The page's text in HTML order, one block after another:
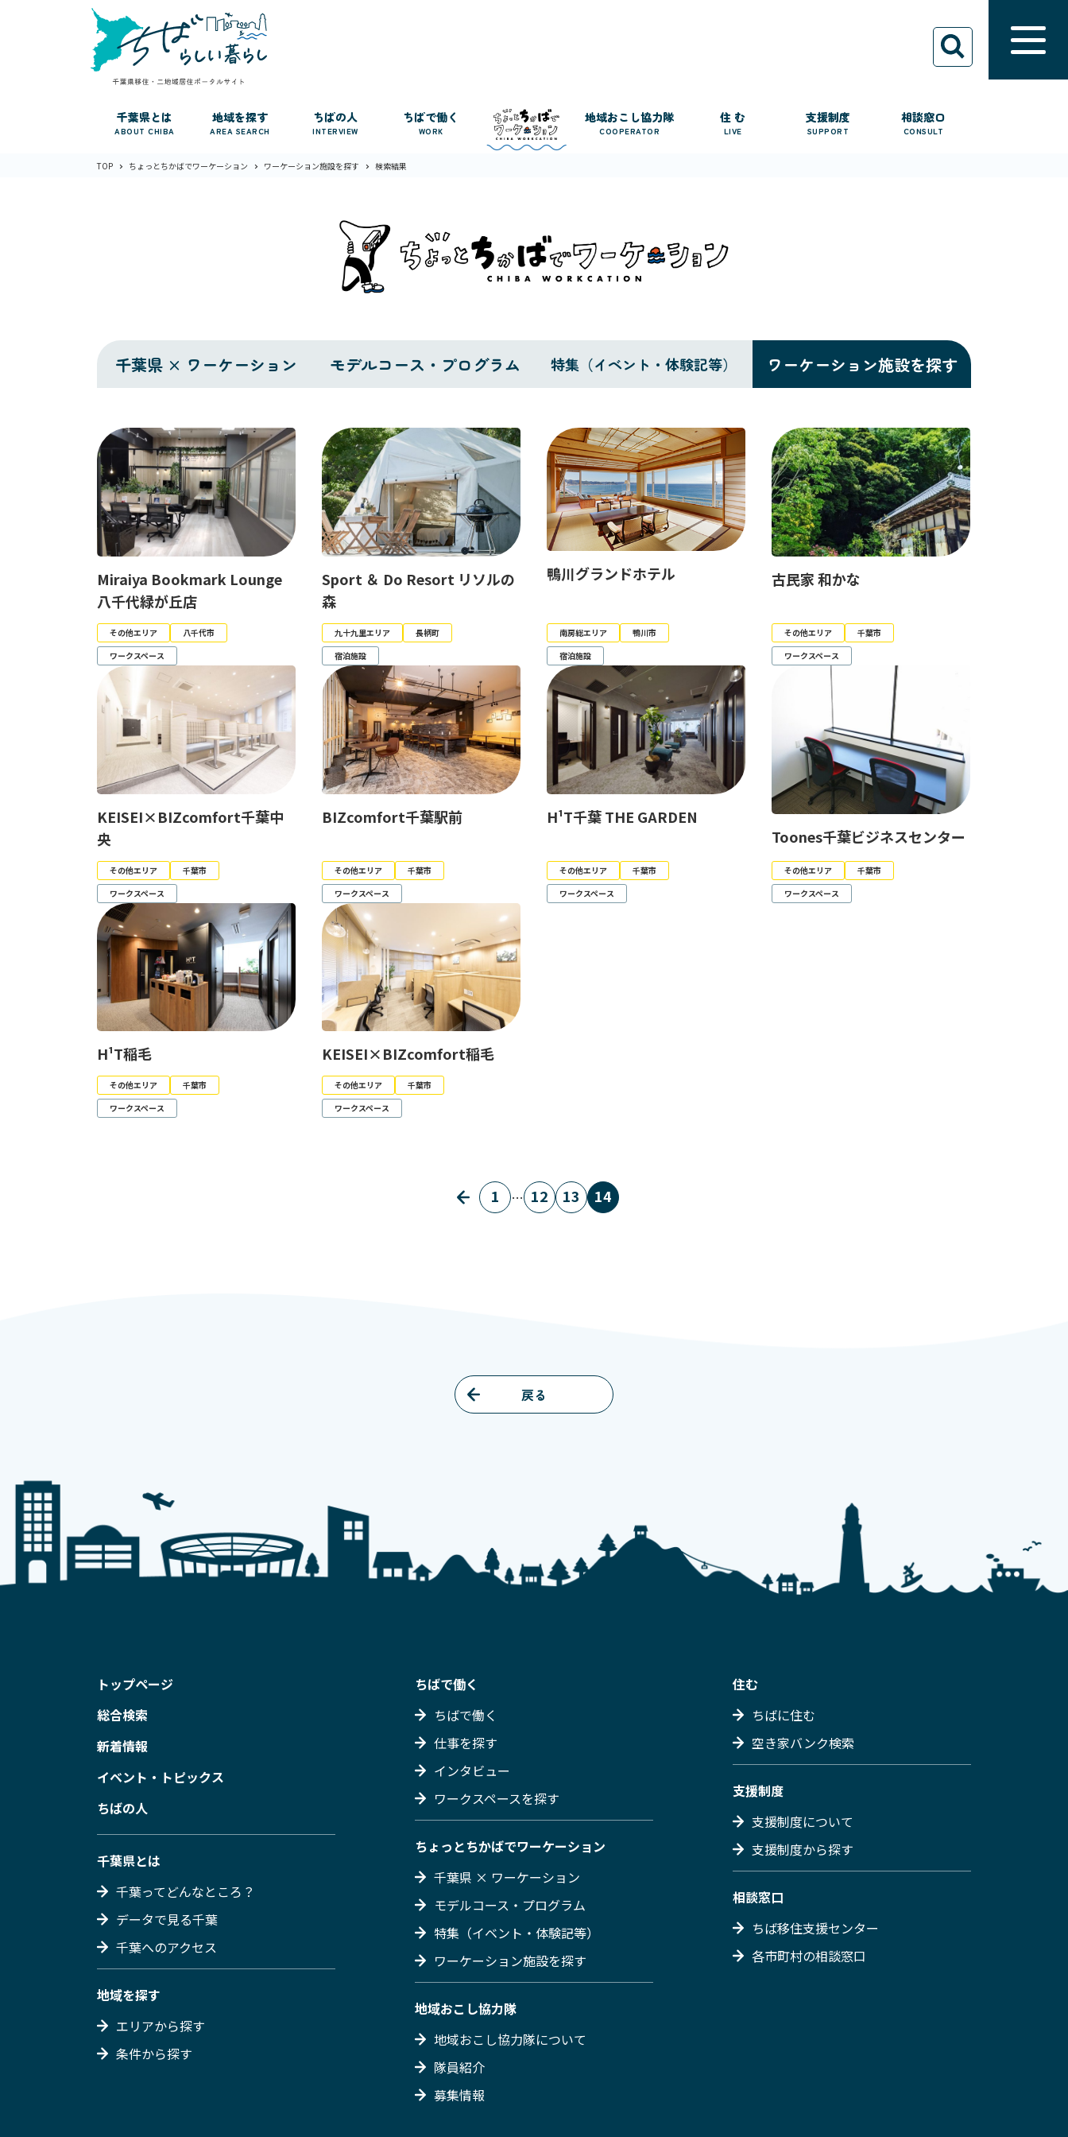
千葉県とは
ABOUT CHIBA
地域を探す
AREA SEARCH
ちばの人
INTERVIEW
ちばで働く
WORK
地域おこし協力隊
COOPERATOR
住 む
LIVE
支援制度
SUPPORT
相談窓口
CONSULT
TOP ちょっとちかばでワーケーション ワーケーション施設を探す 検索結果
千葉県 × ワーケーション モデルコース・プログラム 特集（イベント・体験記等） ワーケーション施設を探す
Miraiya Bookmark Lounge
八千代緑が丘店
その他エリア
八千代市
ワークスペース
Sport ＆ Do Resort リソルの
森
九十九里エリア
長柄町
宿泊施設
鴨川グランドホテル
南房総エリア
鴨川市
宿泊施設
古民家 和かな
その他エリア
千葉市
ワークスペース
KEISEI×BIZcomfort千葉中
央
その他エリア
千葉市
ワークスペース
BIZcomfort千葉駅前
その他エリア
千葉市
ワークスペース
H¹T千葉 THE GARDEN
その他エリア
千葉市
ワークスペース
Toones千葉ビジネスセンター
その他エリア
千葉市
ワークスペース
H¹T稲毛
その他エリア
千葉市
ワークスペース
KEISEI×BIZcomfort稲毛
その他エリア
千葉市
ワークスペース
1 … 12 13 14
戻る
トップページ
総合検索
新着情報
イベント・トピックス
ちばの人
千葉県とは
千葉ってどんなところ？
データで見る千葉
千葉へのアクセス
地域を探す
エリアから探す
条件から探す
ちばで働く
ちばで働く
仕事を探す
インタビュー
ワークスペースを探す
ちょっとちかばでワーケーション
千葉県 × ワーケーション
モデルコース・プログラム
特集（イベント・体験記等）
ワーケーション施設を探す
地域おこし協力隊
地域おこし協力隊について
隊員紹介
募集情報
住む
ちばに住む
空き家バンク検索
支援制度
支援制度について
支援制度から探す
相談窓口
ちば移住支援センター
各市町村の相談窓口